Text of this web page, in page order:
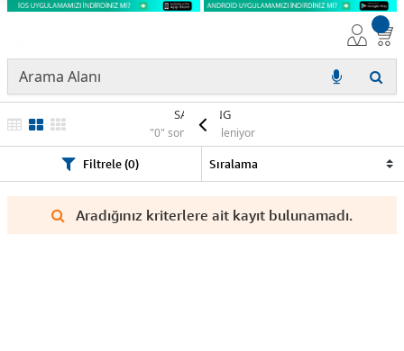
SAMSUNG
"0" sonuç listeleniyor
Filtrele (0)
Aradığınız kriterlere ait kayıt bulunamadı.